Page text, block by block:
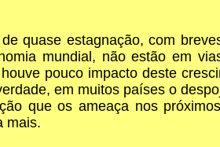
quase estagnação, com
mundial, não estão em
pouco impacto deste
em muitos países o
que os ameaça nos
mais.